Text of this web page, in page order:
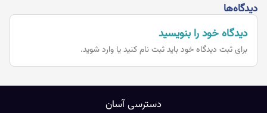
دیدگاه‌ها
دیدگاه خود را بنویسید
برای ثبت دیدگاه خود بایدثبت نام کنید یا وارد شوید.
دسترسی آسان